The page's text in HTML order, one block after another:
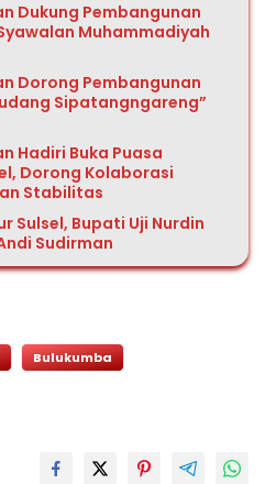
Dukung Pembangunan
Muhammadiyah
Dorong Pembangunan
Sipatangngareng”
Hadiri Buka Puasa
Dorong Kolaborasi
Stabilitas
Sulsel, Bupati Uji Nurdin
Sudirman
Bulukumba